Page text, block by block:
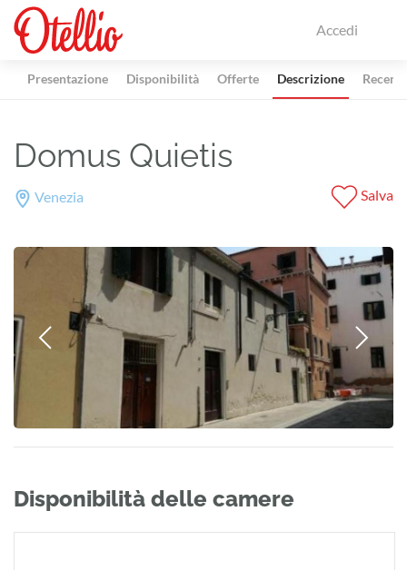
Accedi
Presentazione Disponibilità Offerte Descrizione
Domus Quietis
Venezia Salva
Disponibilità delle camere